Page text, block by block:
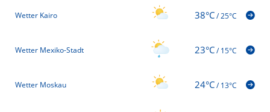
Wetter Kairo 38°C/25°C
Wetter Mexiko-Stadt 23°C/15°C
Wetter Moskau 24°C/13°C